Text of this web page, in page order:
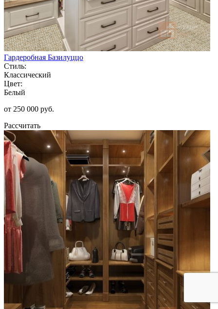
Гардеробная Базилуццо
Стиль:
Классический
Цвет:
Белый
от 250 000 руб.
Рассчитать